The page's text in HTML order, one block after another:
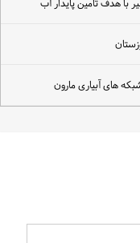
هدف تأمین پایدار آب
های آبیاری مارون